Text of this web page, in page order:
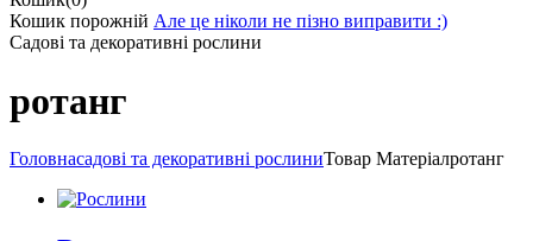
Кошик порожній Але це ніколи не пізно виправити :)
Садові та декоративні рослини
ротанг
Головнасадові та декоративні рослиниТовар Матеріалротанг